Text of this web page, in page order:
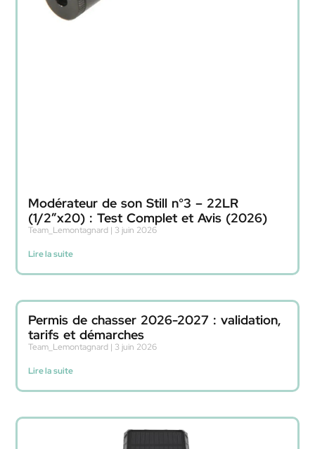
Modérateur de son Still n°3 – 22LR
(1/2″x20) : Test Complet et Avis (2026)
Team_Lemontagnard 3 juin 2026
Lire la suite
Permis de chasser 2026-2027 : validation,
tarifs et démarches
Team_Lemontagnard 3 juin 2026
Lire la suite